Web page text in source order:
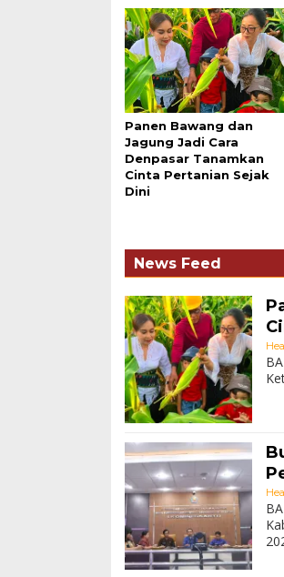
Panen Bawang dan
Jagung Jadi Cara
Denpasar Tanamkan
Cinta Pertanian Sejak
Dini
News Feed